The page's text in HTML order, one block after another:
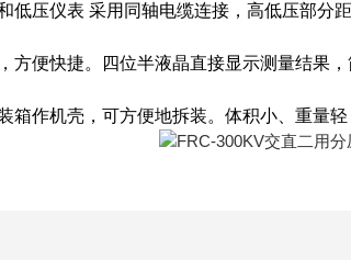
压仪表 采用同轴电缆连接，高低压部分
方便快捷。四位半液晶直接显示测量结果
箱作机壳，可方便地拆装。体积小、重量